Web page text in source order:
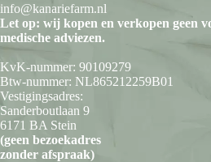
info@kanariefarm.nl
Let op: wij kopen en verkopen geen
medische adviezen.
KvK-nummer: 90109279
Btw-nummer: NL865212259B01
Vestigingsadres:
Sanderboutlaan 9
6171 BA Stein
(geen bezoekadres
zonder afspraak)